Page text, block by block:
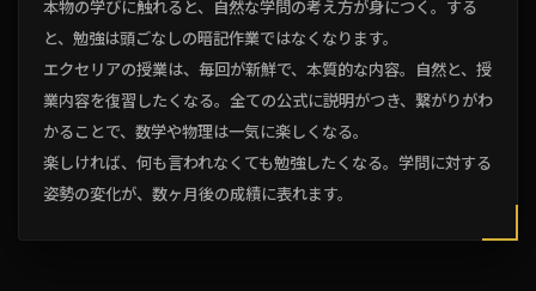
本物の学びに触れると、自然な学問の考え方が身につく。する
と、勉強は頭ごなしの暗記作業ではなくなります。
エクセリアの授業は、毎回が新鮮で、本質的な内容。自然と、授
業内容を復習したくなる。全ての公式に説明がつき、繋がりがわ
かることで、数学や物理は一気に楽しくなる。
楽しければ、何も言われなくても勉強したくなる。学問に対する
姿勢の変化が、数ヶ月後の成績に表れます。